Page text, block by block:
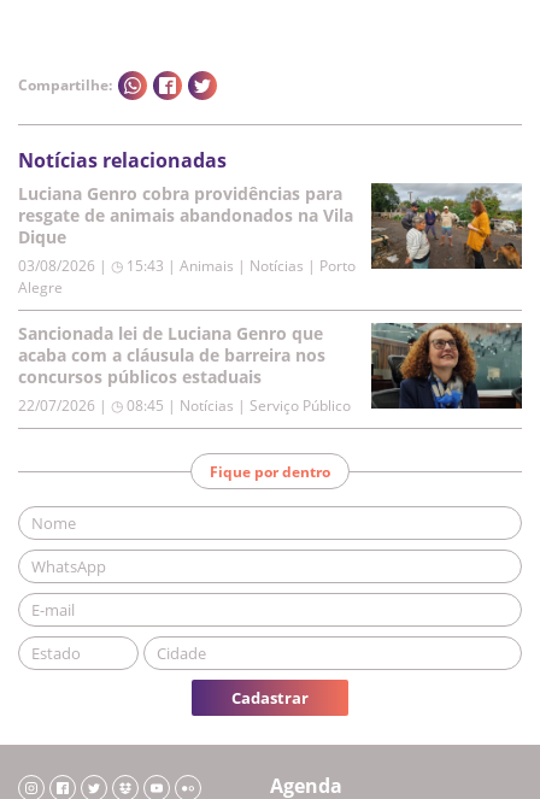
Compartilhe:
Notícias relacionadas
Luciana Genro cobra providências para
resgate de animais abandonados na Vila
Dique
03/08/2026 | ◷ 15:43 | Animais | Notícias | Porto
Alegre
Sancionada lei de Luciana Genro que
acaba com a cláusula de barreira nos
concursos públicos estaduais
22/07/2026 | ◷ 08:45 | Notícias | Serviço Público
Fique por dentro
Cadastrar
Agenda